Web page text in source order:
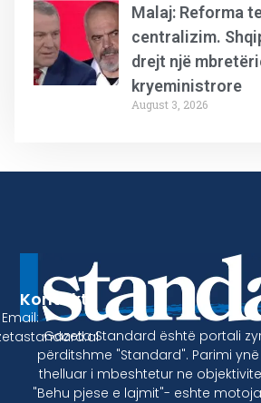
Malaj: Reforma
centralizim.
drejt një
kryeministrore
August 3, 2026
Gazeta Standard është portali
përditshme "Standard". Parimi
thelluar i mbeshtetur ne
"Behu pjese e lajmit"- eshte
Kontakt
Email: